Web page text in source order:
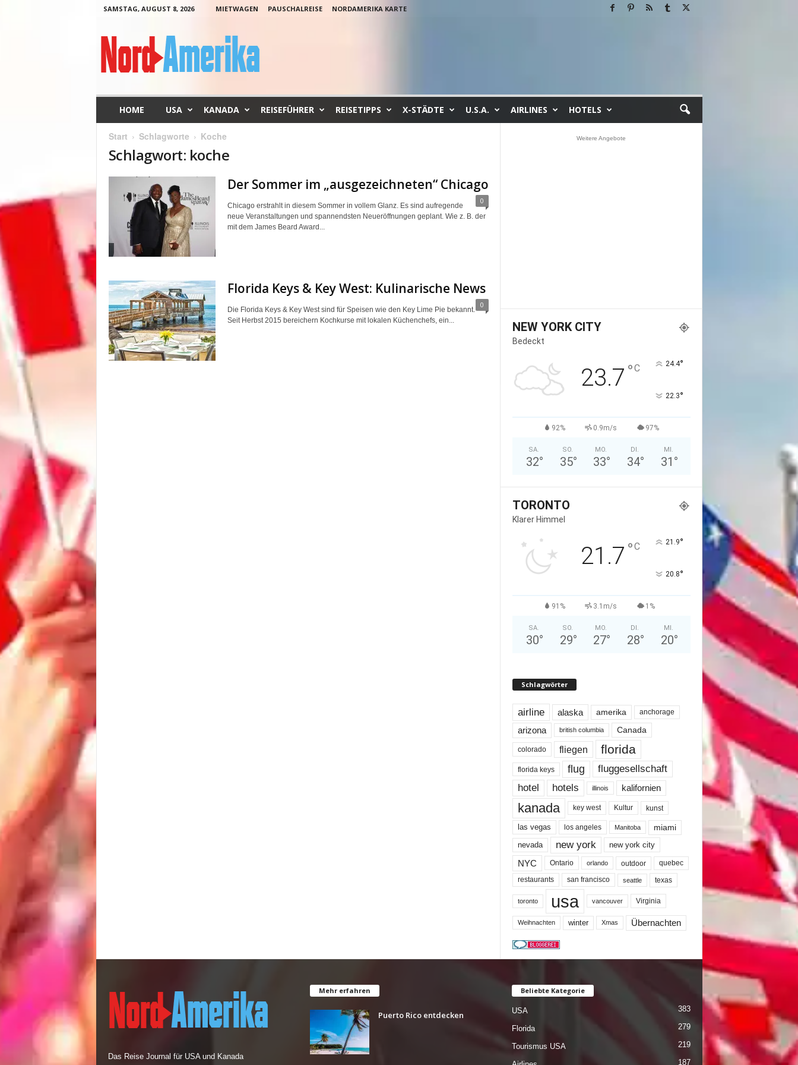
SAMSTAG, AUGUST 8, 2026 MIETWAGEN PAUSCHALREISE NORDAMERIKA KARTE
HOME USA KANADA REISEFÜHRER REISETIPPS X-STÄDTE U.S.A. AIRLINES HOTELS
Start Schlagworte Koche
Schlagwort: koche
Der Sommer im „ausgezeichneten“ Chicago
0
Chicago erstrahlt in diesem Sommer in vollem Glanz. Es sind aufregende
neue Veranstaltungen und spannendsten Neueröffnungen geplant. Wie z. B. der
mit dem James Beard Award...
Florida Keys & Key West: Kulinarische News
0
Die Florida Keys & Key West sind für Speisen wie den Key Lime Pie bekannt.
Seit Herbst 2015 bereichern Kochkurse mit lokalen Küchenchefs, ein...
Weitere Angebote
NEW YORK CITY
Bedeckt
23.7 °C 24.4°
22.3°
92% 0.9m/s 97%
SA.
32°
SO.
35°
MO.
33°
DI.
34°
MI.
31 °
TORONTO
Klarer Himmel
21.7 °C 21.9°
20.8°
91% 3.1m/s 1%
SA.
30°
SO.
29°
MO.
27°
DI.
28°
MI.
20°
Schlagwörter
airline alaska amerika anchorage
arizona british columbia Canada
colorado fliegen florida
florida keys flug
fluggesellschaft
hotel
hotels illinois kalifornien
kanada key west Kultur kunst
las vegas los angeles Manitoba miami
nevada new york new york city
NYC Ontario orlando outdoor quebec
restaurants san francisco seattle texas
toronto usa vancouver Virginia
Weihnachten winter Xmas Übernachten
Das Reise Journal für USA und Kanada
Mehr erfahren
Puerto Rico entdecken
Beliebte Kategorie
USA 383
Florida 279
Tourismus USA 219
187